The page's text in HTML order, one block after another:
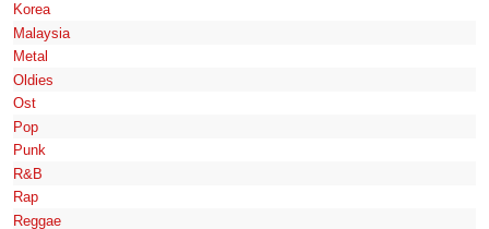
Korea
Malaysia
Metal
Oldies
Ost
Pop
Punk
R&B
Rap
Reggae